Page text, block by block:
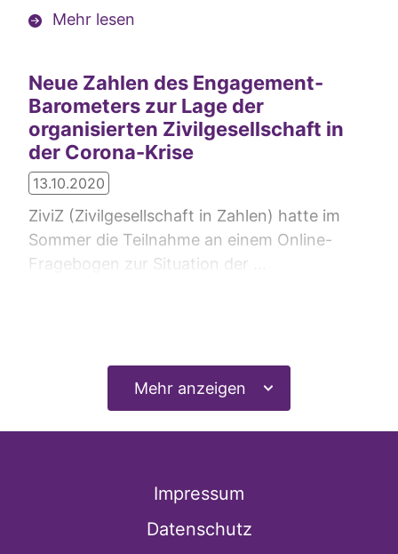
Mehr lesen
Neue Zahlen des Engagement-
Barometers zur Lage der
organisierten Zivilgesellschaft in
der Corona-Krise
13.10.2020
ZiviZ (Zivilgesellschaft in Zahlen) hatte im
Sommer die Teilnahme an einem Online-
Fragebogen zur Situation der ...
Mehr anzeigen
Impressum
Datenschutz